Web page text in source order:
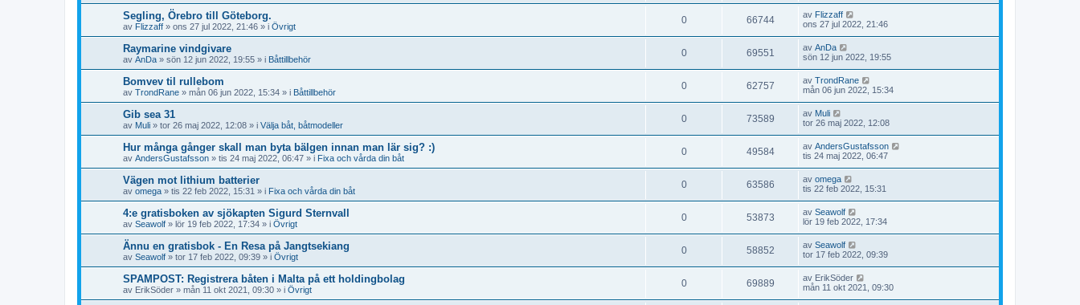
Segling, Örebro till Göteborg.
av Flizzaff » ons 27 jul 2022, 21:46 » i Övrigt
0 66744 av Flizzaff
ons 27 jul 2022, 21:46
Raymarine vindgivare
av AnDa » sön 12 jun 2022, 19:55 » i Båttillbehör
0 69551 av AnDa
sön 12 jun 2022, 19:55
Bomvev til rullebom
av TrondRane » mån 06 jun 2022, 15:34 » i Båttillbehör
0 62757 av TrondRane
mån 06 jun 2022, 15:34
Gib sea 31
av Muli » tor 26 maj 2022, 12:08 » i Välja båt, båtmodeller
0 73589 av Muli
tor 26 maj 2022, 12:08
Hur många gånger skall man byta bälgen innan man lär sig? :)
av AndersGustafsson » tis 24 maj 2022, 06:47 » i Fixa och vårda din båt
0 49584 av AndersGustafsson
tis 24 maj 2022, 06:47
Vägen mot lithium batterier
av omega » tis 22 feb 2022, 15:31 » i Fixa och vårda din båt
0 63586 av omega
tis 22 feb 2022, 15:31
4:e gratisboken av sjökapten Sigurd Sternvall
av Seawolf » lör 19 feb 2022, 17:34 » i Övrigt
0 53873 av Seawolf
lör 19 feb 2022, 17:34
Ännu en gratisbok - En Resa på Jangtsekiang
av Seawolf » tor 17 feb 2022, 09:39 » i Övrigt
0 58852 av Seawolf
tor 17 feb 2022, 09:39
SPAMPOST: Registrera båten i Malta på ett holdingbolag
av ErikSöder » mån 11 okt 2021, 09:30 » i Övrigt
0 69889 av ErikSöder
mån 11 okt 2021, 09:30